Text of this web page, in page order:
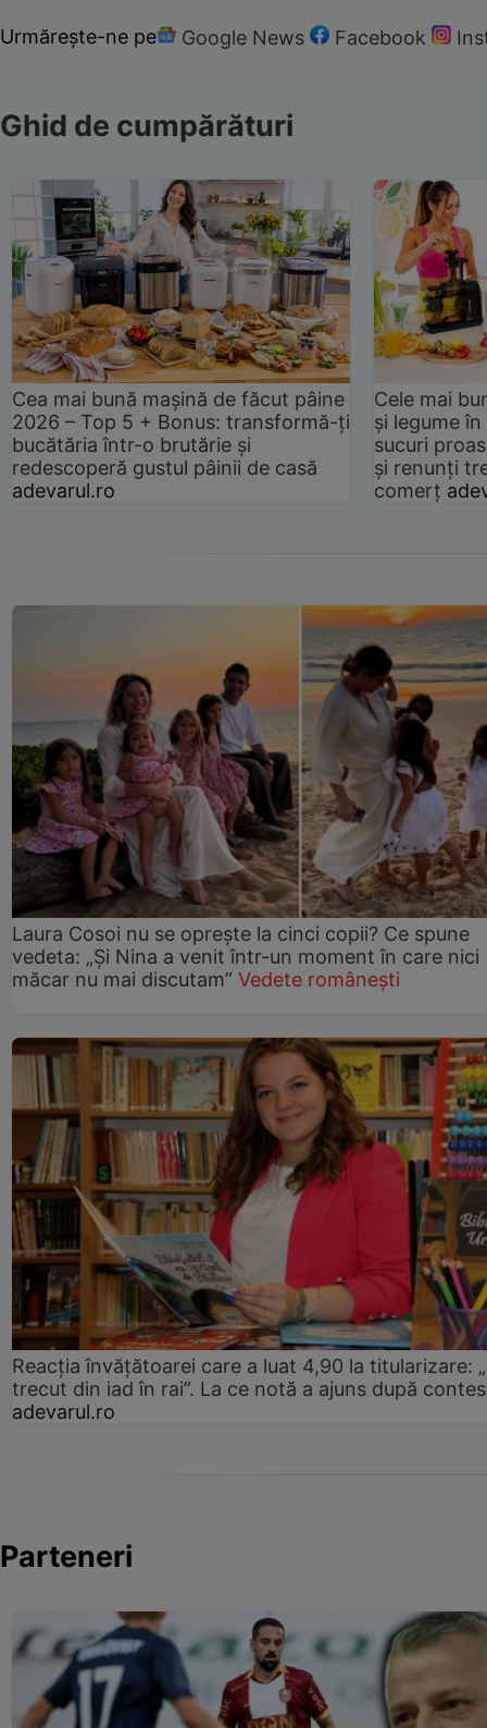
Urmărește-ne pe Google News Facebook
Ghid de cumpărături
Cea mai bună mașină de făcut pâine
2026 – Top 5 + Bonus: transformă-ți
bucătăria într-o brutărie și
redescoperă gustul pâinii de casă
adevarul.ro
Cele mai
și legume
sucuri
și renunți
comerț
Laura Cosoi nu se oprește la cinci copii? Ce spune
vedeta: „Și Nina a venit într-un moment în care nici
măcar nu mai discutam” Vedete românești
Reacția învățătoarei care a luat 4,90 la titularizare:
trecut din iad în rai”. La ce notă a ajuns după
adevarul.ro
Parteneri